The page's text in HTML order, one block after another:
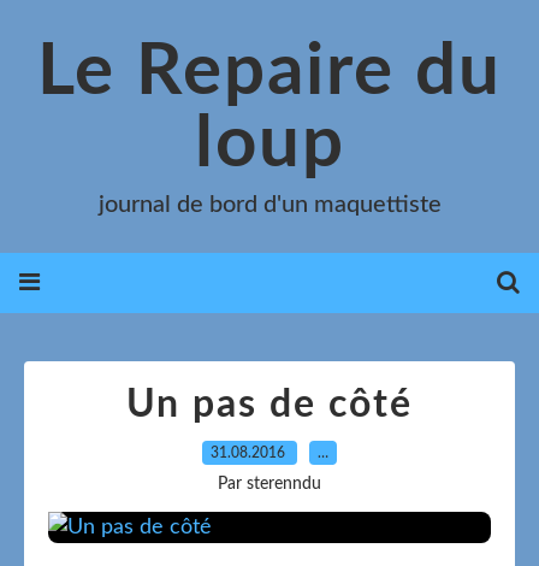
Le Repaire du
loup
journal de bord d'un maquettiste
Un pas de côté
31.08.2016 …
Par sterenndu